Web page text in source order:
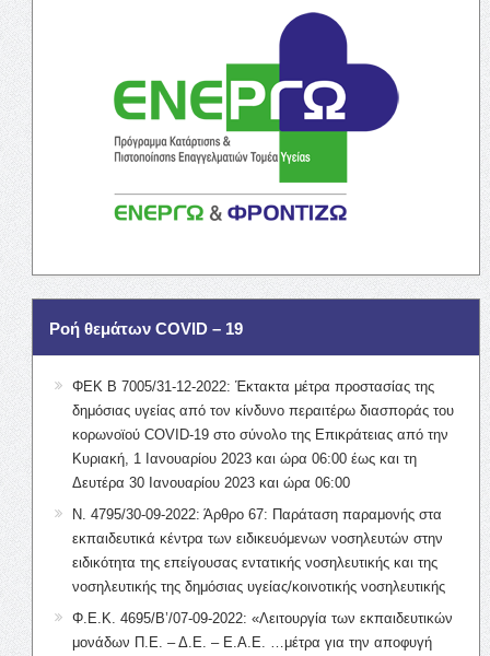
Ροή θεμάτων COVID – 19
ΦΕΚ Β 7005/31-12-2022: Έκτακτα μέτρα προστασίας της
δημόσιας υγείας από τον κίνδυνο περαιτέρω διασποράς του
κορωνοϊού COVID-19 στο σύνολο της Επικράτειας από την
Κυριακή, 1 Ιανουαρίου 2023 και ώρα 06:00 έως και τη
Δευτέρα 30 Ιανουαρίου 2023 και ώρα 06:00
Ν. 4795/30-09-2022: Άρθρο 67: Παράταση παραμονής στα
εκπαιδευτικά κέντρα των ειδικευόμενων νοσηλευτών στην
ειδικότητα της επείγουσας εντατικής νοσηλευτικής και της
νοσηλευτικής της δημόσιας υγείας/κοινοτικής νοσηλευτικής
Φ.Ε.Κ. 4695/Β’/07-09-2022: «Λειτουργία των εκπαιδευτικών
μονάδων Π.Ε. – Δ.Ε. – Ε.Α.Ε. …μέτρα για την αποφυγή